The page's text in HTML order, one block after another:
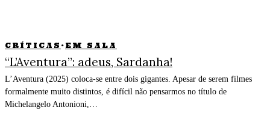
CRÍTICAS · EM SALA
“L’Aventura”: adeus, Sardanha!
L’Aventura (2025) coloca-se entre dois gigantes. Apesar de serem filmes
formalmente muito distintos, é difícil não pensarmos no título de
Michelangelo Antonioni,…